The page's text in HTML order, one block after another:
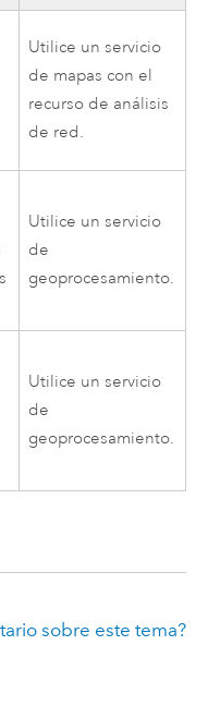
Utilice un servicio
de mapas con el
recurso de análisis
de red.
Utilice un servicio
de
geoprocesamiento.
Utilice un servicio
de
geoprocesamiento.
sobre este tema?